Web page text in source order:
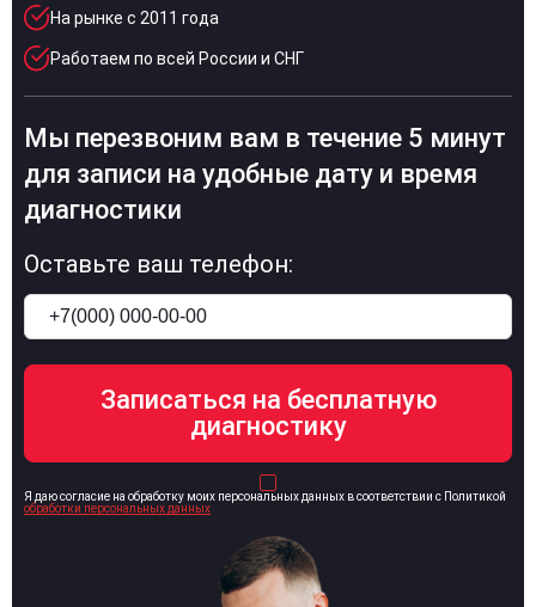
На рынке с 2011 года
Работаем по всей России и СНГ
Мы перезвоним вам в течение 5 минут
для записи на удобные дату и время
диагностики
Оставьте ваш телефон:
Я даю согласие на обработку моих персональных данных в соответствии с Политикой
обработки персональных данных